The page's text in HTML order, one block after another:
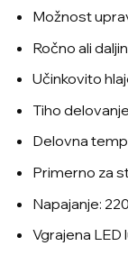
Možnost
Ročno ali
Učinkovito
Tiho delovanje
Delovna
Primerno za
Napajanje:
Vgrajena LED